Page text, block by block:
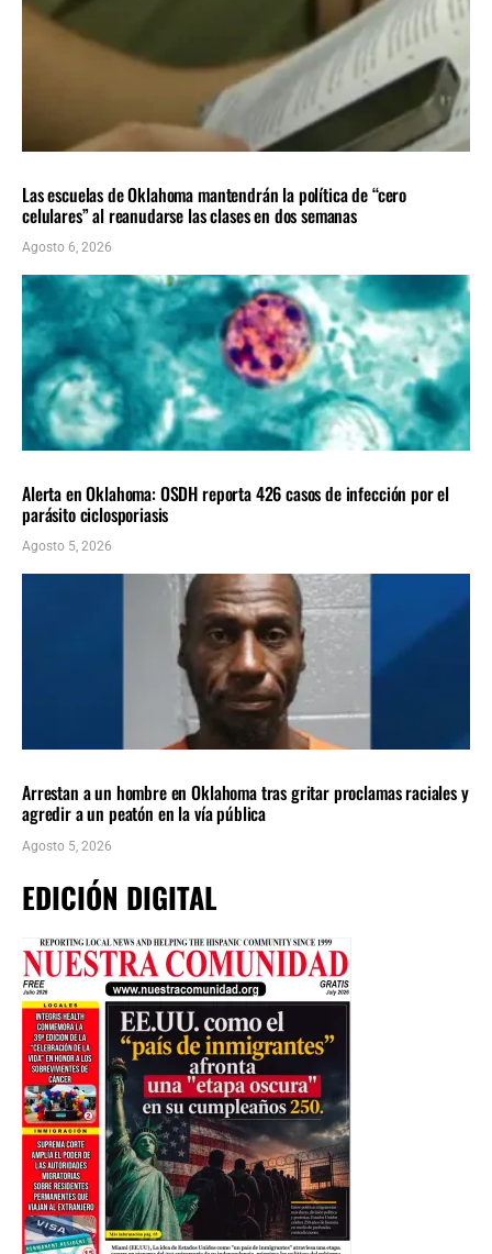
Las escuelas de Oklahoma mantendrán la política de “cero
celulares” al reanudarse las clases en dos semanas
Agosto 6, 2026
Alerta en Oklahoma: OSDH reporta 426 casos de infección por el
parásito ciclosporiasis
Agosto 5, 2026
Arrestan a un hombre en Oklahoma tras gritar proclamas raciales y
agredir a un peatón en la vía pública
Agosto 5, 2026
EDICIÓN DIGITAL